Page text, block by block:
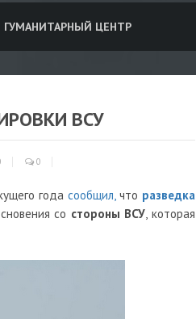
ГУМАНИТАРНЫЙ ЦЕНТР
ВСУ
0
годасообщил,что разведка
со стороны ВСУ, которая